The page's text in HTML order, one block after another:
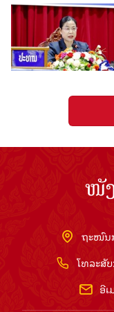
ໜັ
ຖະໜົນ
ໂທລະສັ
ອີເ